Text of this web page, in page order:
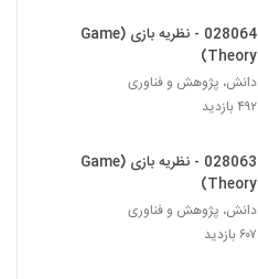
028049 - تجزیه و تحلیل پیچیدگی
028050 - تجزیه و تحلیل پیچیدگی
028051 - تجزیه و تحلیل پیچیدگی
028064 - نظریه بازی (Game
Theory)
دانش، پژوهش و فناوری
۴۹۲ بازدید
028063 - نظریه بازی (Game
Theory)
دانش، پژوهش و فناوری
۶۰۷ بازدید